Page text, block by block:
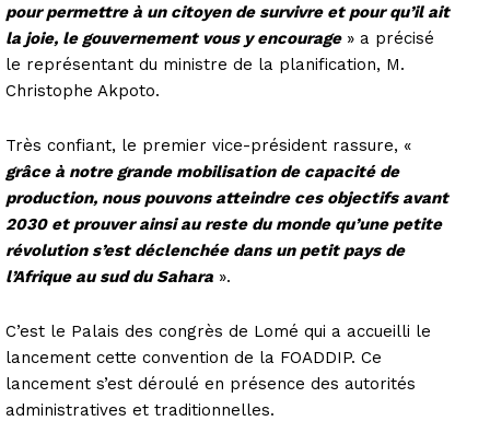
pour permettre à un citoyen de survivre et pour qu’il ait
la joie, le gouvernement vous y encourage» a précisé
le représentant du ministre de la planification, M.
Christophe Akpoto.
Très confiant, le premier vice-président rassure, «
grâce à notre grande mobilisation de capacité de
production, nous pouvons atteindre ces objectifs avant
2030 et prouver ainsi au reste du monde qu’une petite
révolution s’est déclenchée dans un petit pays de
l’Afrique au sud du Sahara ».
C’est le Palais des congrès de Lomé qui a accueilli le
lancement cette convention de la FOADDIP. Ce
lancement s’est déroulé en présence des autorités
administratives et traditionnelles.